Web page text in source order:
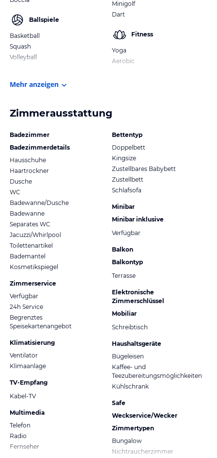
Ballspiele
Basketball
Squash
Volleyball
Minigolf
Dart
Fitness
Yoga
Aerobic
Mehr anzeigen
Zimmerausstattung
Badezimmer
Badezimmerdetails
Hausschuhe
Haartrockner
Dusche
WC
Badewanne/Dusche
Badewanne
Separates WC
Jacuzzi/Whirlpool
Toilettenartikel
Bademantel
Kosmetikspiegel
Zimmerservice
Verfügbar
24h Service
Begrenztes
Speisekartenangebot
Klimatisierung
Ventilator
Klimaanlage
TV-Empfang
Kabel-TV
Multimedia
Telefon
Radio
Fernseher
Bettentyp
Doppelbett
Kingsize
Zustellbares Babybett
Zustellbett
Schlafsofa
Minibar
Minibar inklusive
Verfügbar
Balkon
Balkontyp
Terrasse
Elektronische
Zimmerschlüssel
Mobiliar
Schreibtisch
Haushaltsgeräte
Bügeleisen
Kaffee- und
Teezubereitungsmöglichkeiten
Kühlschrank
Safe
Weckservice/Wecker
Zimmertypen
Bungalow
Nichtraucherzimmer